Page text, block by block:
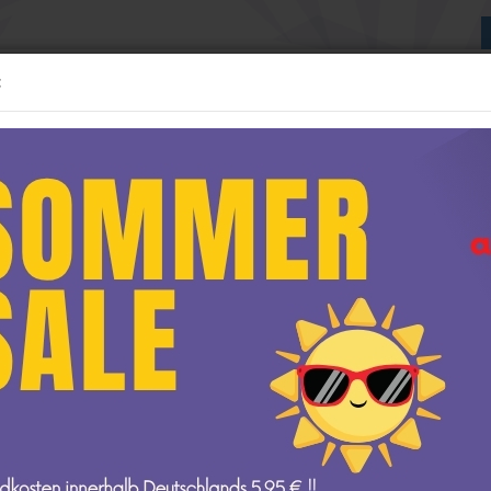
MODELLE 1:43 MODELLE NEUE GESCHÄFTSRÄUME
WEITERE
anzeigen
1:12 Modelle anzeigen
GP Replicas
GT Spirit
Ottomobile
NEUHEITEN » 1:64 Neuheiten »
ZL1 NASCAR 2022 " Alex Bowman - Ally Salutes / Patriotic "
1:64
» Artikel in dieser